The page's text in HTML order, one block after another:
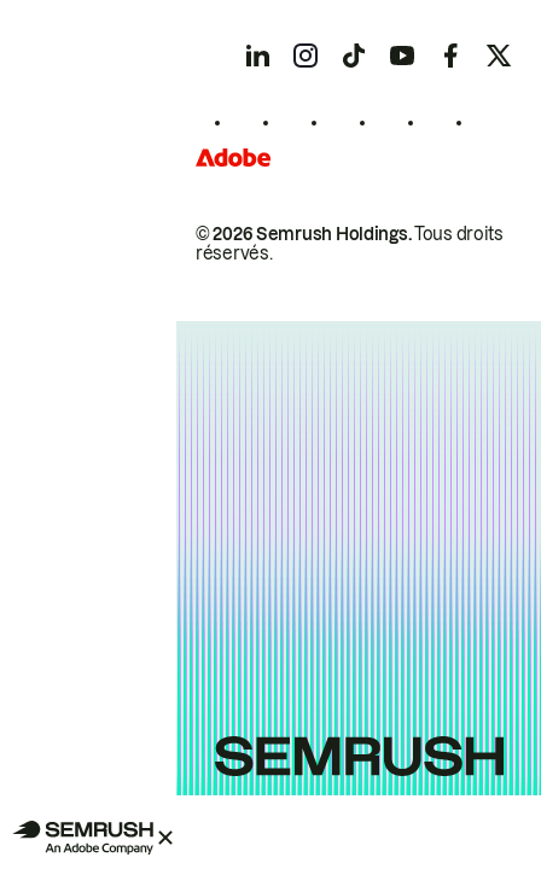
© 2026 Semrush Holdings.Tous droits
réservés.